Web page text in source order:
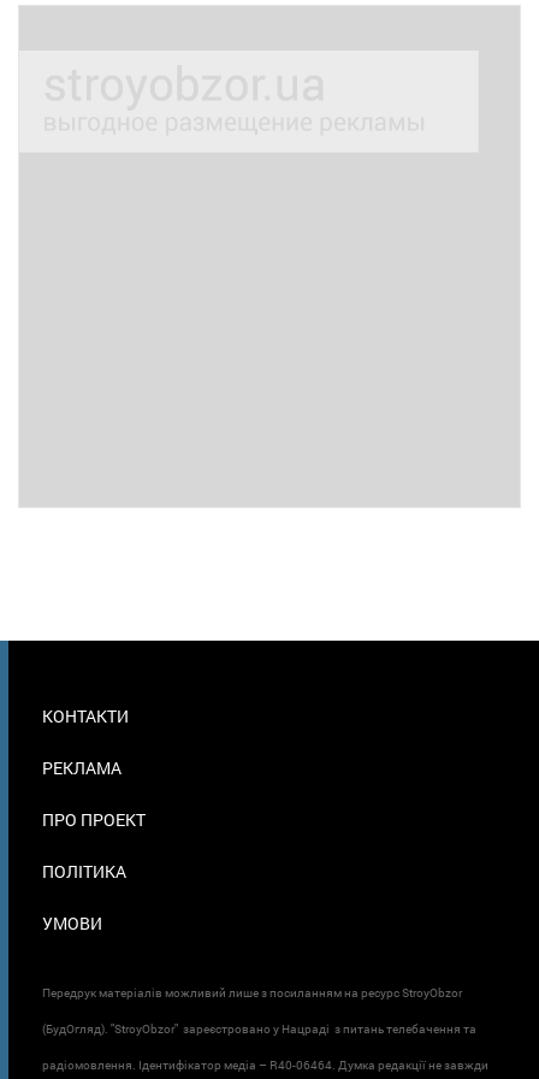
В
КОНТАКТИ
РЕКЛАМА
ПРО ПРОЕКТ
ПОЛІТИКА
УМОВИ
Передрук матеріалів можливий лише з посиланням на ресурс StroyObzor
(БудОгляд). "StroyObzor" зареєстровано у Нацраді з питань телебачення та
радіомовлення. Ідентифікатор медіа – R40-06464. Думка редакції не завжди